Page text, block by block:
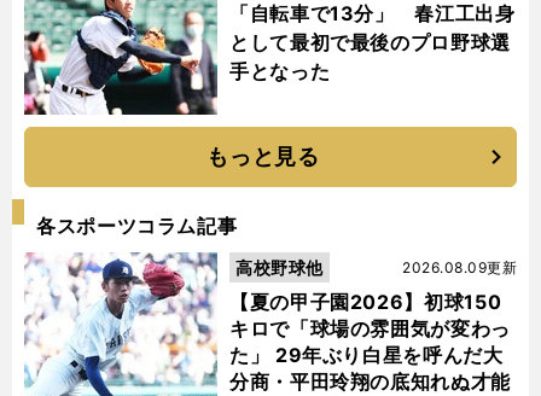
「自転車で13分」 春江工出身
として最初で最後のプロ野球選
手となった
もっと見る
各スポーツコラム記事
【夏の甲子園2026】初球150
キロで「球場の雰囲気が変わっ
た」 29年ぶり白星を呼んだ大
分商・平田玲翔の底知れぬ才能
2026.08.09更新
高校野球他